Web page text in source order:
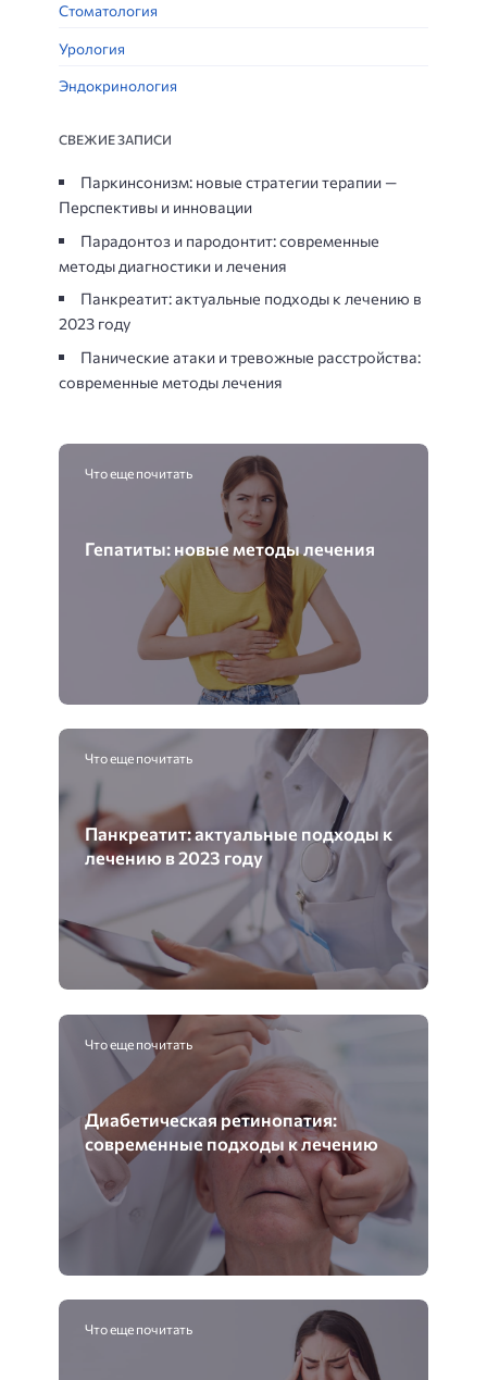
Стоматология
Урология
Эндокринология
СВЕЖИЕ ЗАПИСИ
Паркинсонизм: новые стратегии терапии —
Перспективы и инновации
Парадонтоз и пародонтит: современные
методы диагностики и лечения
Панкреатит: актуальные подходы к лечению в
2023 году
Панические атаки и тревожные расстройства:
современные методы лечения
Что еще почитать
Гепатиты: новые методы лечения
Что еще почитать
Панкреатит: актуальные подходы к
лечению в 2023 году
Что еще почитать
Диабетическая ретинопатия:
современные подходы к лечению
Что еще почитать